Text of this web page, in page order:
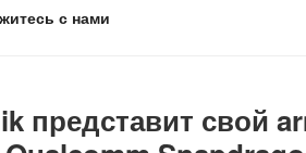
с нами
представит свой